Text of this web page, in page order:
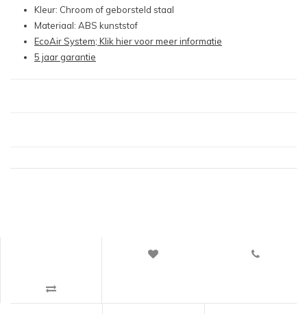
Kleur: Chroom of geborsteld staal
Materiaal: ABS kunststof
EcoAir System; Klik hier voor meer informatie
5 jaar garantie